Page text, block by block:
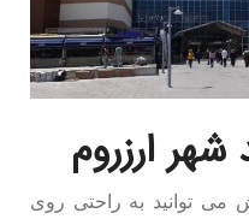
ارزروم
توانید به راحتی روی